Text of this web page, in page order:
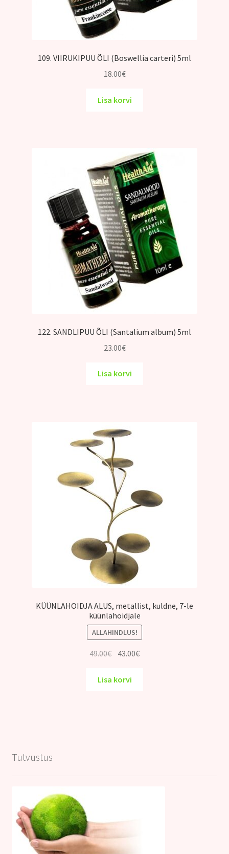
109. VIIRUKIPUU ÕLI (Boswellia carteri) 5ml
18.00€
Lisa korvi
122. SANDLIPUU ÕLI (Santalium album) 5ml
23.00€
Lisa korvi
KÜÜNLAHOIDJA ALUS, metallist, kuldne, 7-le
küünlahoidjale
ALLAHINDLUS!
49.00€ Algne
oli:
43.00€Praegune
Lisa korvi
Tutvustus